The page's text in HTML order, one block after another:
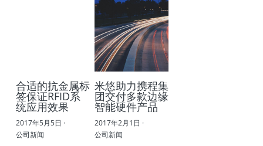
合适的抗金属标
签保证RFID系
统应用效果
2017年5月5日 ·
公司新闻
米悠助力携程集
团交付多款边缘
智能硬件产品
2017年2月1日 ·
公司新闻